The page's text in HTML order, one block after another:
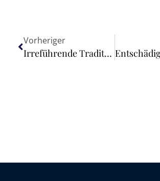
Vorheriger
Irreführende Traditionsangabe durch Jahreszahl in Luxusmarke